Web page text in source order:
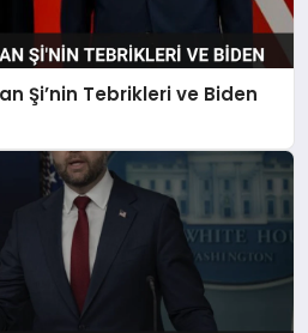
Şi’nin Tebrikleri ve Biden